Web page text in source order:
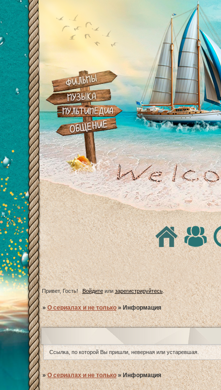
Привет, Гость! Войдитеилизарегистрируйтесь.
»О сериалах и не только »Информация
Ссылка, по которой Вы пришли, неверная или устаревшая.
»О сериалах и не только »Информация